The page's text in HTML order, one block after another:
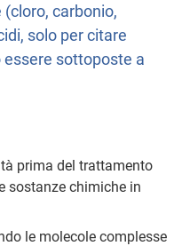
carbonio,
solo per citare
sottoposte a
prima del trattamento
sostanze chimiche in
le molecole complesse